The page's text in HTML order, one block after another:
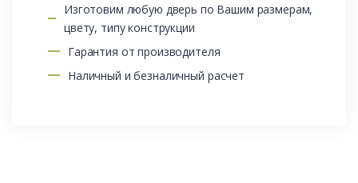
Изготовим любую дверь по Вашим размерам,
цвету, типу конструкции
Гарантия от производителя
Наличный и безналичный расчет